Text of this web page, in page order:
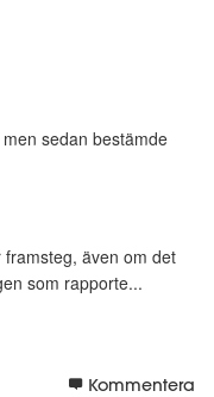
sedan bestämde
även om det
som rapporte...
Kommentera